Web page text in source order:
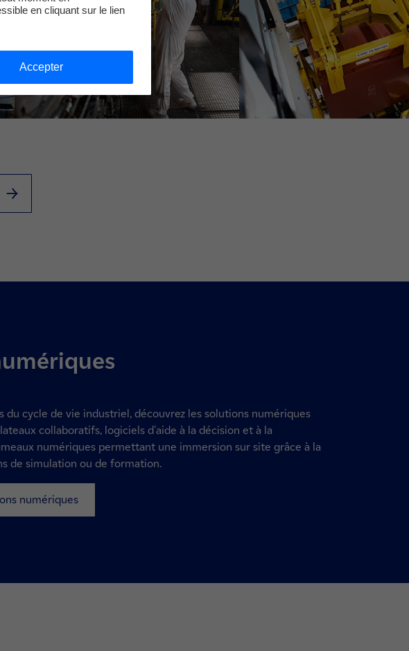
du cycle de vie industriel, découvrez les solutions numériques
collaboratifs, logiciels d'aide à la décision et à la
numériques permettant une immersion sur site grâce à la
de simulation ou de formation.
numériques
en cliquant sur le lien
Accepter